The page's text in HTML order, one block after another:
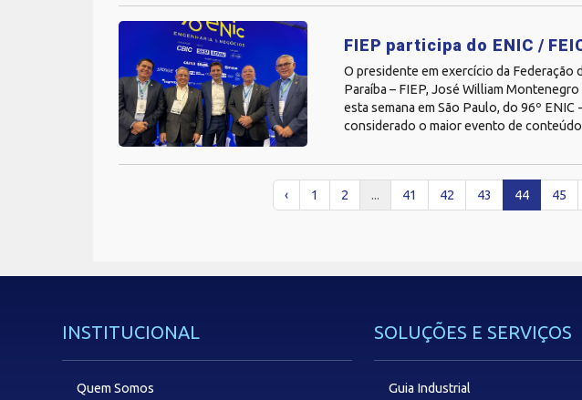
FIEP participa do ENIC /
O presidente em exercício da Federação
Paraíba – FIEP, José William
esta semana em São Paulo, do 96º
considerado o maior evento de
‹ 1 2 ... 41 42 43 44 45
INSTITUCIONAL
Quem Somos
SOLUÇÕES E SERVIÇOS
Guia Industrial